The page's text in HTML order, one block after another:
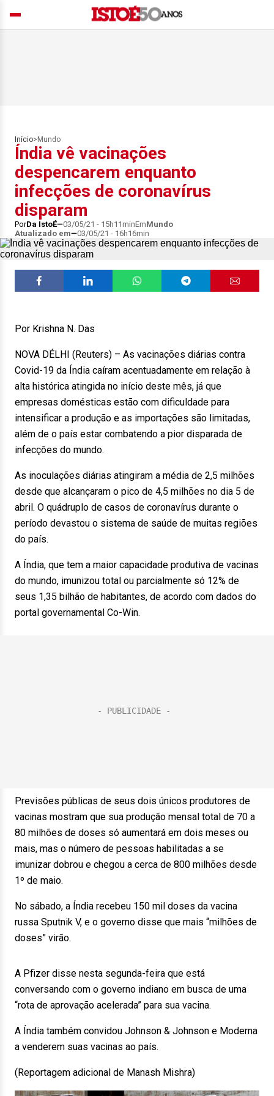
Início> Mundo
Índia vê vacinações
despencarem enquanto
infecções de coronavírus
disparam
PorDa IstoÉ 03/05/21 - 15h11minEmMundo
Atualizado em
03/05/21 - 16h16min
Por Krishna N. Das
NOVA DÉLHI (Reuters) – As vacinações diárias contra
Covid-19 da Índia caíram acentuadamente em relação à
alta histórica atingida no início deste mês, já que
empresas domésticas estão com dificuldade para
intensificar a produção e as importações são limitadas,
além de o país estar combatendo a pior disparada de
infecções do mundo.
As inoculações diárias atingiram a média de 2,5 milhões
desde que alcançaram o pico de 4,5 milhões no dia 5 de
abril. O quádruplo de casos de coronavírus durante o
período devastou o sistema de saúde de muitas regiões
do país.
A Índia, que tem a maior capacidade produtiva de vacinas
do mundo, imunizou total ou parcialmente só 12% de
seus 1,35 bilhão de habitantes, de acordo com dados do
portal governamental Co-Win.
Previsões públicas de seus dois únicos produtores de
vacinas mostram que sua produção mensal total de 70 a
80 milhões de doses só aumentará em dois meses ou
mais, mas o número de pessoas habilitadas a se
imunizar dobrou e chegou a cerca de 800 milhões desde
1º de maio.
No sábado, a Índia recebeu 150 mil doses da vacina
russa Sputnik V, e o governo disse que mais “milhões de
doses” virão.
A Pfizer disse nesta segunda-feira que está
conversando com o governo indiano em busca de uma
“rota de aprovação acelerada” para sua vacina.
A Índia também convidou Johnson & Johnson e Moderna
a venderem suas vacinas ao país.
(Reportagem adicional de Manash Mishra)